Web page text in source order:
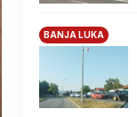
BANJA LUKA